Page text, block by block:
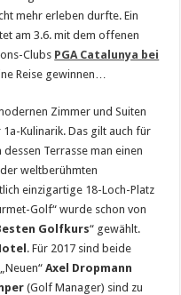
mehr erleben durfte. Ein
am 3.6. mit dem offenen
Clubs PGA Catalunya bei
Reise gewinnen…
Zimmer und Suiten
Kulinarik. Das gilt auch für
dessen Terrasse man einen
der weltberühmten
einzigartige 18-Loch-Platz
Golf“ wurde schon von
Golfkurs“ gewählt.
. Für 2017 sind beide
Axel Dropmann
(Golf Manager) sind zu